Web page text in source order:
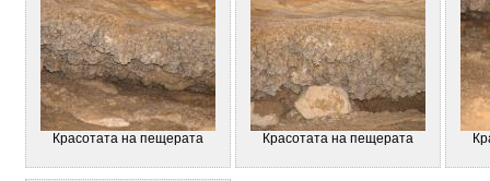
Красотата на пещерата Красотата на пещерата